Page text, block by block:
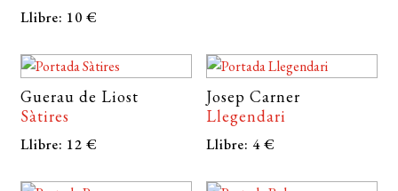
Llibre: 10 €
Guerau de Liost
Sàtires
Llibre: 12 €
Josep Carner
Llegendari
Llibre: 4 €